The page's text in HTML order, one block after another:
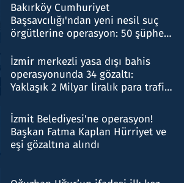
Bakırköy Cumhuriyet
Başsavcılığı'ndan yeni nesil suç
örgütlerine operasyon: 50 şüpheli
İzmir merkezli yasa dışı bahis
operasyonunda 34 gözaltı:
Yaklaşık 2 Milyar liralık para trafiği
İzmit Belediyesi'ne operasyon!
Başkan Fatma Kaplan Hürriyet ve
eşi gözaltına alındı